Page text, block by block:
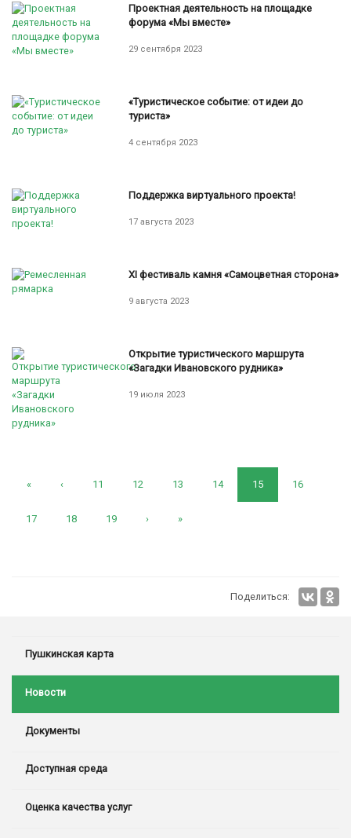
Проектная деятельность на площадке
форума «Мы вместе»
29 сентября 2023
«Туристическое событие: от идеи до
туриста»
4 сентября 2023
Поддержка виртуального проекта!
17 августа 2023
XI фестиваль камня «Самоцветная сторона»
9 августа 2023
Открытие туристического маршрута
«Загадки Ивановского рудника»
19 июля 2023
« ‹ 11 12 13 14 15 16
17 18 19 › »
Поделиться:
Пушкинская карта
Новости
Документы
Доступная среда
Оценка качества услуг